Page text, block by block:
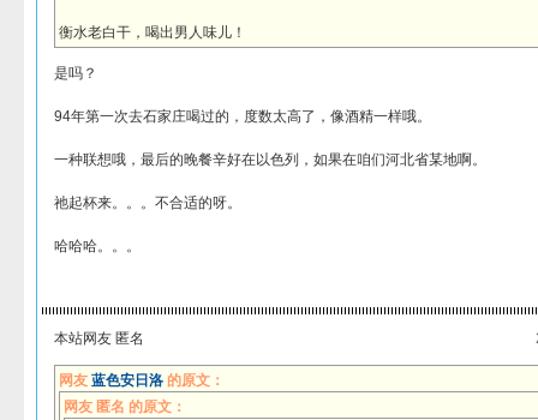
衡水老白干，喝出男人味儿！
是吗？
94年第一次去石家庄喝过的，度数太高了，像酒精一样哦。
一种联想哦，最后的晚餐辛好在以色列，如果在咱们河北省某地啊。
祂起杯来。。。不合适的呀。
哈哈哈。。。
本站网友 匿名
网友 蓝色安日洛的原文：
网友 匿名 的原文：